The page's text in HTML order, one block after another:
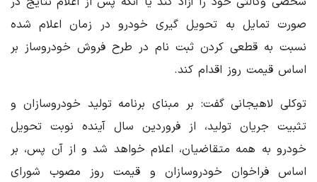
صورت تمایل به تحویل گیری خودرو در زمان اعلام شده
نسبت به قطعی کردن ثبت نام در طرح فروش خودروساز بر
اساس قیمت روز اقدام کند.
توکلی لاهیجانی گفت: بر مبنای برنامه تولید خودروسازان و
تثبیت جریان تولید، از فروردین سال آینده نوبت تحویل
خودرو به همه متقاضیان، اعلام خواهد شد و از آن پس، بر
اساس فراخوان خودروسازان و قیمت روز مصوب شورای